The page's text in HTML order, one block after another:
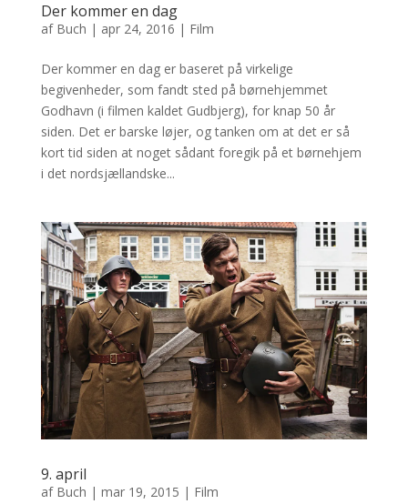
Der kommer en dag
af Buch | apr 24, 2016 | Film
Der kommer en dag er baseret på virkelige
begivenheder, som fandt sted på børnehjemmet
Godhavn (i filmen kaldet Gudbjerg), for knap 50 år
siden. Det er barske løjer, og tanken om at det er så
kort tid siden at noget sådant foregik på et børnehjem
i det nordsjællandske...
9. april
af Buch | mar 19, 2015 | Film